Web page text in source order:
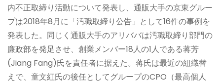
内不正取締り活動について発表し、通販大手の京東グルー
プは2018年8月に「汚職取締り公告」として16件の事例を
発表した。同じく通販大手のアリババは汚職取締り部門の
廉政部を発足させ、創業メンバー18人の1人である蒋芳
(Jiang Fang)氏を責任者に据えた。蒋氏は最近の組織替
えで、童文紅氏の後任としてグループのCPO（最高個人